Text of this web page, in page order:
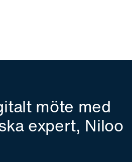
möte med
expert, Niloo